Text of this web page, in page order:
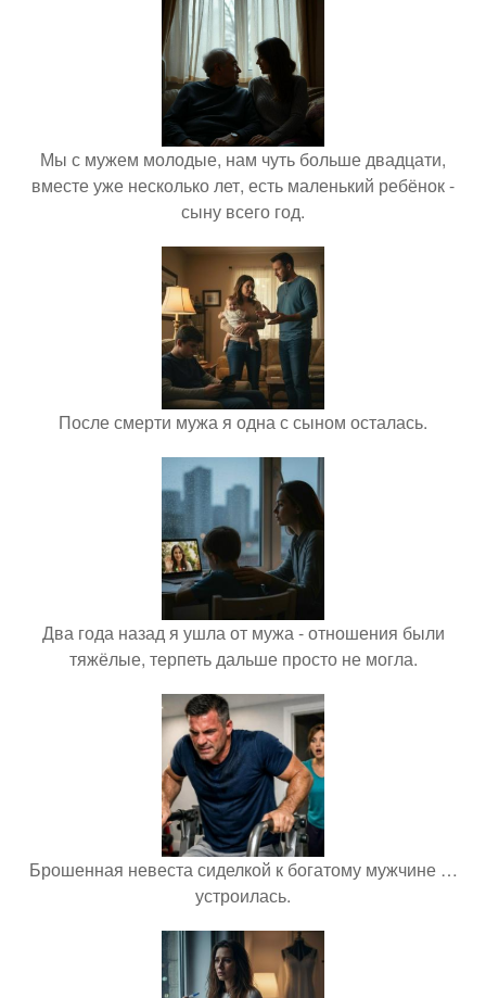
Мы с мужем молодые, нам чуть больше двадцати,
вместе уже несколько лет, есть маленький ребёнок -
сыну всего год.
После смерти мужа я одна с сыном осталась.
Два года назад я ушла от мужа - отношения были
тяжёлые, терпеть дальше просто не могла.
Брошенная невеста сиделкой к богатому мужчине …
устроилась.